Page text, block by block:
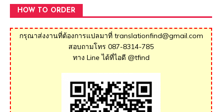
HOW TO ORDER
กรุณาส่งงานที่ต้องการแปลมาที่ translationfind@gmail.com
สอบถามโทร 087-8314-785
ทาง Line ได้ที่ไอดี @tfind